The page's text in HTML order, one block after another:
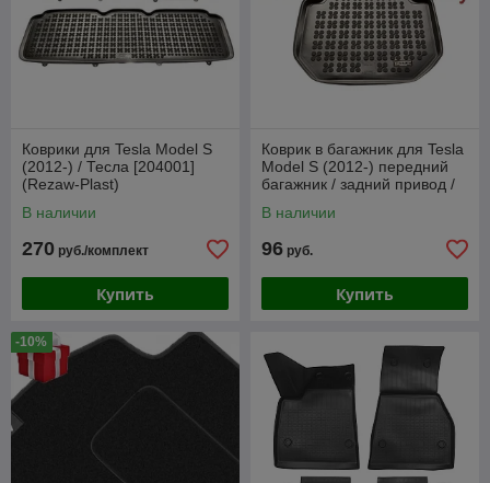
Коврики для Tesla Model S
(2012-) / Тесла [204001]
(Rezaw-Plast)
В наличии
270 руб./комплект
Купить
Коврик в багажник для Tesla
Model S (2012-) передний
багажник / задний привод /
Plast)
В наличии
96 руб.
Купить
-10%